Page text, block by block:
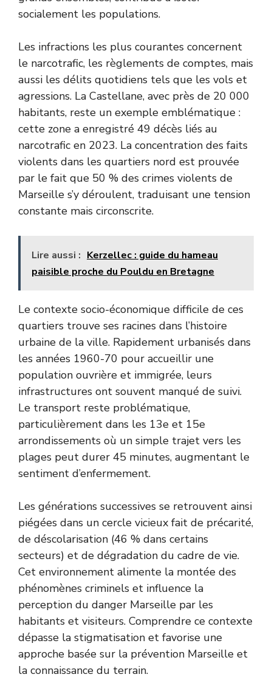
socialement les populations.
Les infractions les plus courantes concernent
le narcotrafic, les règlements de comptes, mais
aussi les délits quotidiens tels que les vols et
agressions. La Castellane, avec près de 20 000
habitants, reste un exemple emblématique :
cette zone a enregistré 49 décès liés au
narcotrafic en 2023. La concentration des faits
violents dans les quartiers nord est prouvée
par le fait que 50 % des crimes violents de
Marseille s’y déroulent, traduisant une tension
constante mais circonscrite.
Lire aussi : Kerzellec : guide du hameau
paisible proche du Pouldu en Bretagne
Le contexte socio-économique difficile de ces
quartiers trouve ses racines dans l’histoire
urbaine de la ville. Rapidement urbanisés dans
les années 1960-70 pour accueillir une
population ouvrière et immigrée, leurs
infrastructures ont souvent manqué de suivi.
Le transport reste problématique,
particulièrement dans les 13e et 15e
arrondissements où un simple trajet vers les
plages peut durer 45 minutes, augmentant le
sentiment d’enfermement.
Les générations successives se retrouvent ainsi
piégées dans un cercle vicieux fait de précarité,
de déscolarisation (46 % dans certains
secteurs) et de dégradation du cadre de vie.
Cet environnement alimente la montée des
phénomènes criminels et influence la
perception du danger Marseille par les
habitants et visiteurs. Comprendre ce contexte
dépasse la stigmatisation et favorise une
approche basée sur la prévention Marseille et
la connaissance du terrain.